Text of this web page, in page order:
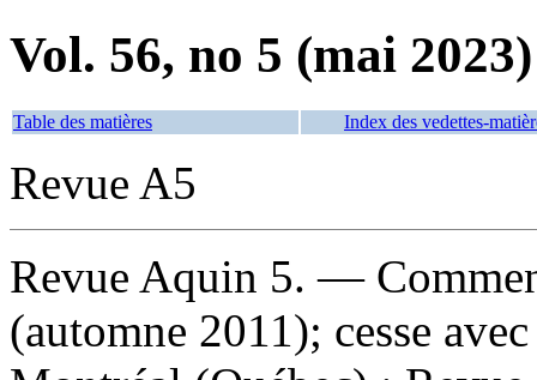
Vol. 56, no 5 (mai 2023)
Table des matières Index des vedettes-
Revue A5
Revue Aquin 5. —
(automne 2011); cesse